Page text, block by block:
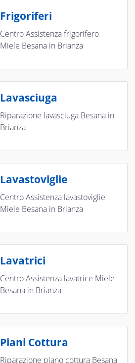
Frigoriferi
Centro Assistenza frigorifero
Miele Besana in Brianza
Lavasciuga
Riparazione lavasciuga Besana in
Brianza
Lavastoviglie
Centro Assistenza lavastoviglie
Miele Besana in Brianza
Lavatrici
Centro Assistenza lavatrice Miele
Besana in Brianza
Piani Cottura
Riparazione piano cottura Besana